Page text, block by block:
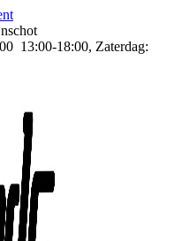
13:00-18:00, Zaterdag: